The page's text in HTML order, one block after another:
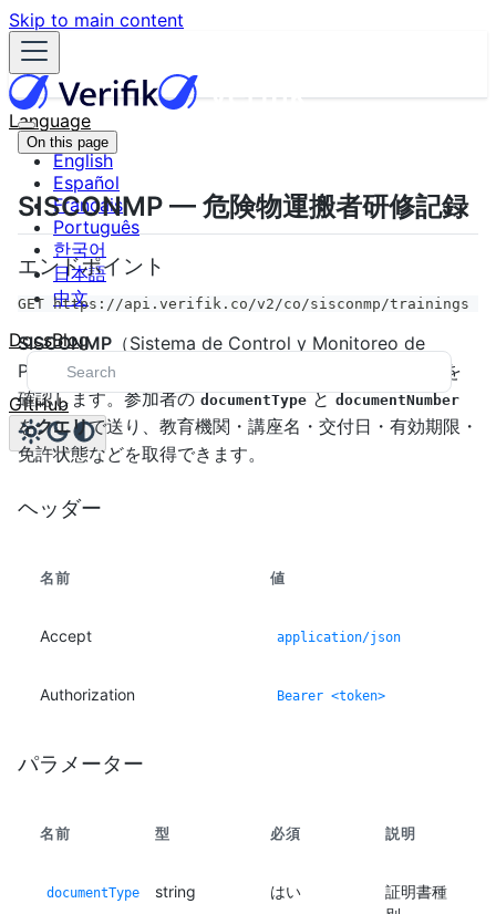
Skip to main content
Language
English
Español
Français
Português
한국어
日本語
中文
DocsBlog
GitHub
On this page
SISCONMP — 危険物運搬者研修記録
エンドポイント
GET https://api.verifik.co/v2/co/sisconmp/trainings
SISCONMP （Sistema de Control y Monitoreo de
Personal）で、運送・荷役オペレーター等の
を
確認します。参加者のdocumentTypeとdocumentNumber
をクエリで送り、教育機関・講座名・交付日・有効期限・
免許状態などを取得できます。
ヘッダー
名前 値
Accept application/json
Authorization Bearer <token>
パラメーター
名前 型 必須 説明
documentType string はい
証明書種